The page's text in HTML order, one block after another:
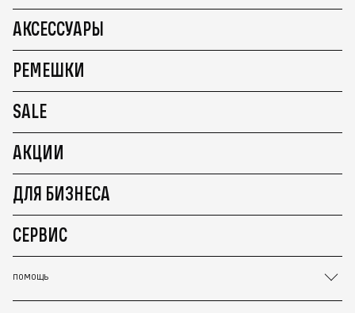
АКСЕССУАРЫ
РЕМЕШКИ
SALE
АКЦИИ
ДЛЯ БИЗНЕСА
СЕРВИС
ПОМОЩЬ